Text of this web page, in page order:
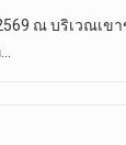
ณ บริเวณเข